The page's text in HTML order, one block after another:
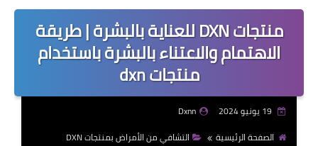
منتجات DXN للعناية بالبشرة | طريقة
الاهتمام والاعتناء بالبشرة باستخدام
منتجات dxn
Dxnn
الصفحة الرئيسية
التشافي من الأمراض بمنتجات DXN